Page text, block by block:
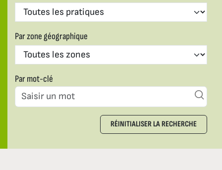
Par zone géographique
Par mot-clé
RÉINITIALISER LA RECHERCHE